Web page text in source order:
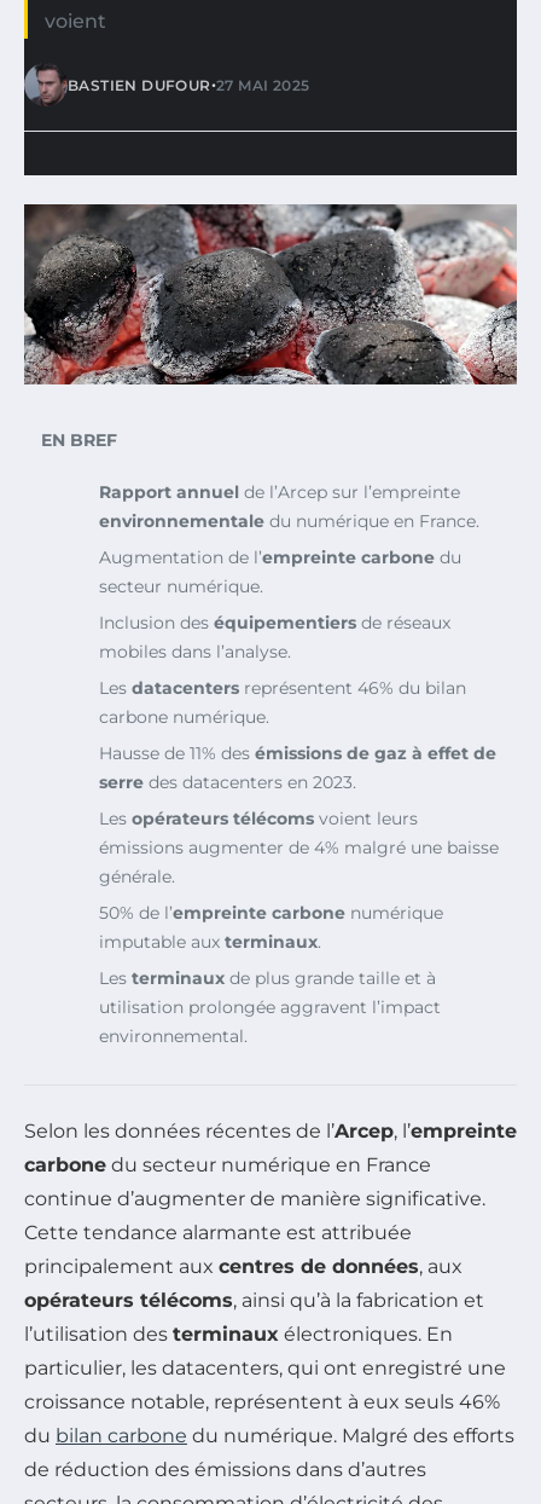
voient
BASTIEN DUFOUR•27 MAI 2025
EN BREF
Rapport annuel de l’Arcep sur l’empreinte
environnementale du numérique en France.
Augmentation de l’empreinte carbone du
secteur numérique.
Inclusion des équipementiers de réseaux
mobiles dans l’analyse.
Les datacenters représentent 46% du bilan
carbone numérique.
Hausse de 11% des émissions de gaz à effet de
serre des datacenters en 2023.
Les opérateurs télécoms voient leurs
émissions augmenter de 4% malgré une baisse
générale.
50% de l’empreinte carbone numérique
imputable aux terminaux.
Les terminaux de plus grande taille et à
utilisation prolongée aggravent l’impact
environnemental.
Selon les données récentes de l’Arcep, l’empreinte
carbone du secteur numérique en France
continue d’augmenter de manière significative.
Cette tendance alarmante est attribuée
principalement aux centres de données, aux
opérateurs télécoms, ainsi qu’à la fabrication et
l’utilisation des terminaux électroniques. En
particulier, les datacenters, qui ont enregistré une
croissance notable, représentent à eux seuls 46%
du bilan carbone du numérique. Malgré des efforts
de réduction des émissions dans d’autres